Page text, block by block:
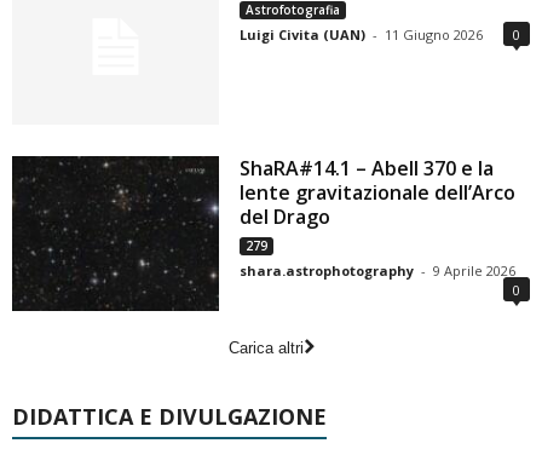
Astrofotografia
Luigi Civita (UAN) - 11 Giugno 2026 0
ShaRA#14.1 – Abell 370 e la
lente gravitazionale dell’Arco
del Drago
279
shara.astrophotography - 9 Aprile 2026
0
Carica altri
DIDATTICA E DIVULGAZIONE